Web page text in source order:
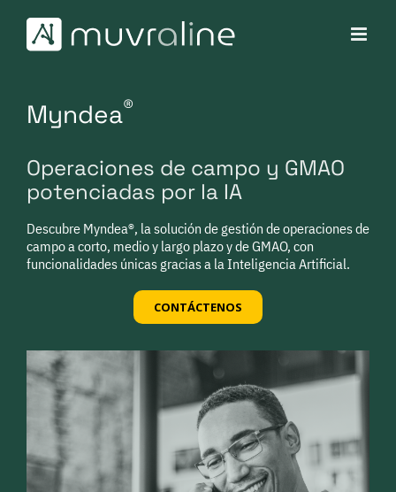
content
Myndea®
Operaciones de campo y GMAO
potenciadas por la IA
Descubre Myndea®, la solución de gestión de operaciones de
campo a corto, medio y largo plazo y de GMAO, con
funcionalidades únicas gracias a la Inteligencia Artificial.
CONTÁCTENOS